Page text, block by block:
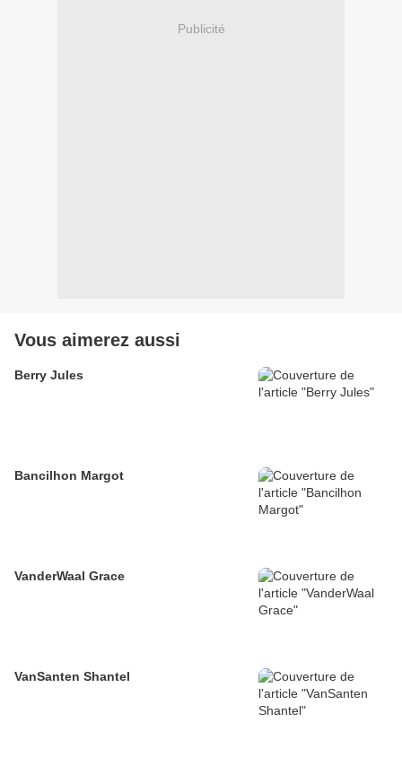
Publicité
Vous aimerez aussi
Berry Jules
Bancilhon Margot
VanderWaal Grace
VanSanten Shantel